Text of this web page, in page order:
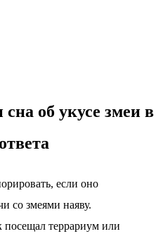
об укусе змеи в
если оно
со змеями наяву.
террариум или